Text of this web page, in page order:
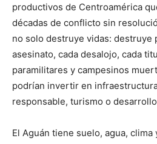
productivos de Centroamérica
décadas de conflicto sin
no solo destruye vidas: destruye
asesinato, cada desalojo, cada
paramilitares y campesinos
podrían invertir en
responsable, turismo o
El Aguán tiene suelo, agua,